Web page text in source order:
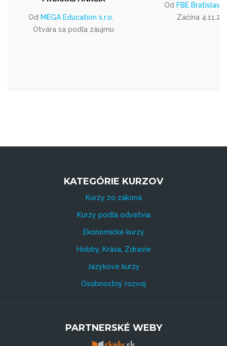
Od MEGA Education s.r.o.
Otvára sa podľa záujmu
Od FBE Bratislava
Začína
KATEGÓRIE KURZOV
Kurzy zo zákona
Kurzy podľa odvetvia
Ekonomické kurzy
Hobby, Krása, Zdravie
Jazykové kurzy
Osobnostný rozvoj
PARTNERSKÉ WEBY